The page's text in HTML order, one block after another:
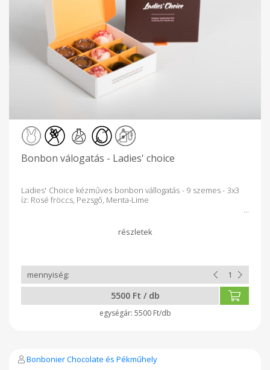
Bonbon válogatás - Ladies' choice
Ladies' Choice kézműves bonbon vállogatás - 9 szemes - 3x3
íz: Rosé fröccs, Pezsgő, Menta-Lime
5500 Ft / db
5500 Ft/db
Bonbonier Chocolate és Pékműhely